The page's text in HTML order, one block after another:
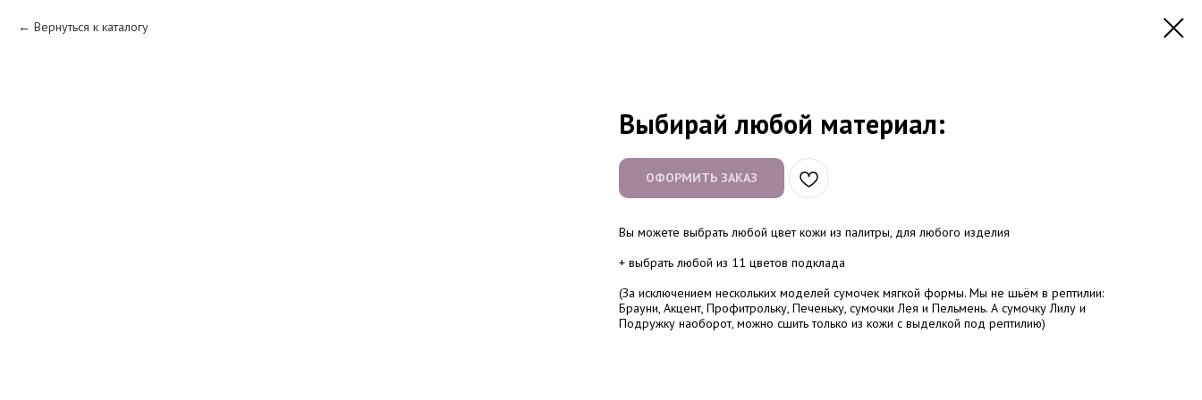
Вернуться к каталогу
Выбирай любой материал:
ОФОРМИТЬ ЗАКАЗ
Вы можете выбрать любой цвет кожи из палитры, для любого изделия
+ выбрать любой из 11 цветов подклада
(За исключением нескольких моделей сумочек мягкой формы. Мы не шьём в рептилии:
Брауни, Акцент, Профитрольку, Печеньку, сумочки Лея и Пельмень. А сумочку Лилу и
Подружку наоборот, можно сшить только из кожи с выделкой под рептилию)